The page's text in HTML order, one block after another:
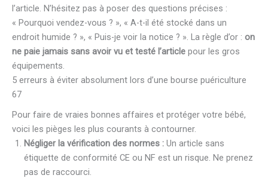
l’article. N’hésitez pas à poser des questions précises :
« Pourquoi vendez-vous ? », « A-t-il été stocké dans un
endroit humide ? », « Puis-je voir la notice ? ». La règle d’or : on
ne paie jamais sans avoir vu et testé l’article pour les gros
équipements.
5 erreurs à éviter absolument lors d’une bourse puériculture
67
Pour faire de vraies bonnes affaires et protéger votre bébé,
voici les pièges les plus courants à contourner.
Négliger la vérification des normes : Un article sans
étiquette de conformité CE ou NF est un risque. Ne prenez
pas de raccourci.